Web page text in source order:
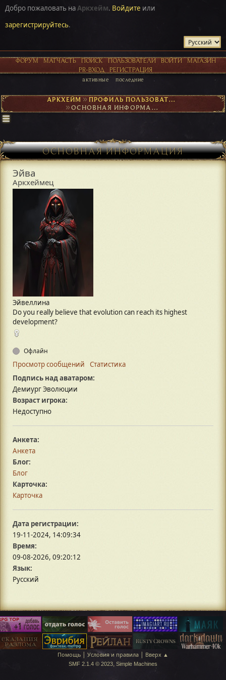
Добро пожаловать наАркхейм. Войдите или
зарегистрируйтесь.
ФОРУМ МАТЧАСТЬ ПОИСК ПОЛЬЗОВАТЕЛИ ВОЙТИ
МАГАЗИН
PR-ВХОД
РЕГИСТРАЦИЯ
активные последние
АРКХЕЙМ► ПРОФИЛЬ ПОЛЬЗОВАТЕЛЯ ЭЙВА
► ОСНОВНАЯ ИНФОРМАЦИЯ
ОСНОВНАЯ ИНФОРМАЦИЯ
Эйва
Аркхеймец
Эйвеллина
Do you really believe that evolution can reach its highest
development?
Офлайн
Просмотр сообщений
Статистика
Подпись над аватаром:
Демиург Эволюции
Возраст игрока:
Недоступно
Анкета:
Анкета
Блог:
Блог
Карточка:
Карточка
Дата регистрации:
19-11-2024, 14:09:34
Время:
09-08-2026, 09:20:12
Язык:
Русский
Помощь | Условия и правила | Вверх ▲
SMF 2.1.4 © 2023, Simple Machines